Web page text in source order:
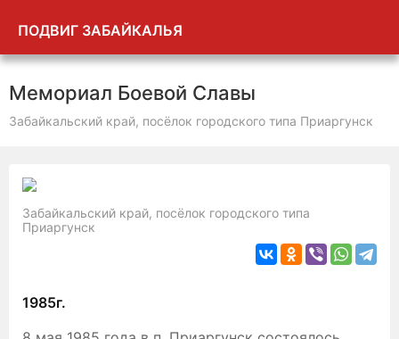
ПОДВИГ ЗАБАЙКАЛЬЯ
Мемориал Боевой Славы
Забайкальский край, посёлок городского типа Приаргунск
Забайкальский край, посёлок городского типа
Приаргунск
1985г.